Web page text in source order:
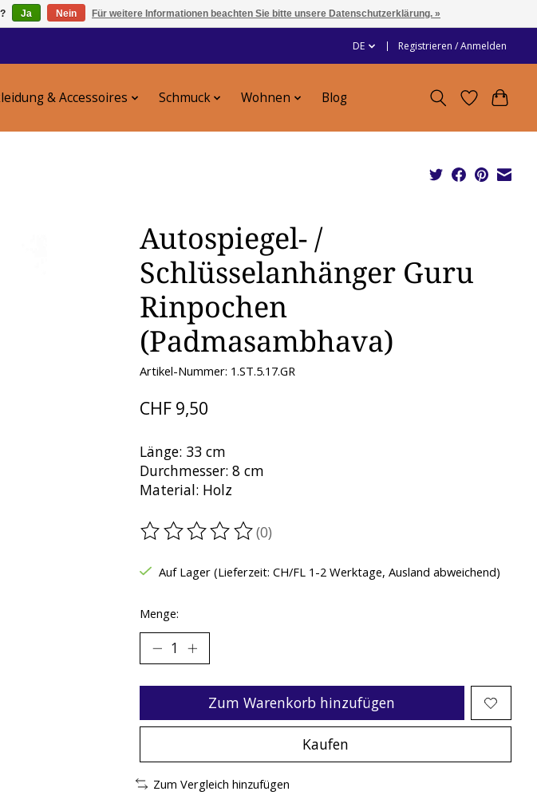
DE Registrieren / Anmelden
& Accessoires Schmuck Wohnen Blog
Autospiegel- /
Schlüsselanhänger Guru
Rinpochen
(Padmasambhava)
Artikel-Nummer: 1.ST.5.17.GR
CHF 9,50
Länge: 33 cm
Durchmesser: 8 cm
Material: Holz
Die Bewertung dieses Produkts ist
(0)
Auf Lager (Lieferzeit: CH/FL 1-2 Werktage, Ausland abweichend)
Menge:
Zum Warenkorb hinzufügen
Kaufen
Zum Vergleich hinzufügen
Ja Nein Für weitere Informationen beachten Sie bitte unsere Datenschutzerklärung. »